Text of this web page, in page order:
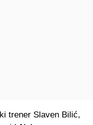
trener Slaven Bilić,